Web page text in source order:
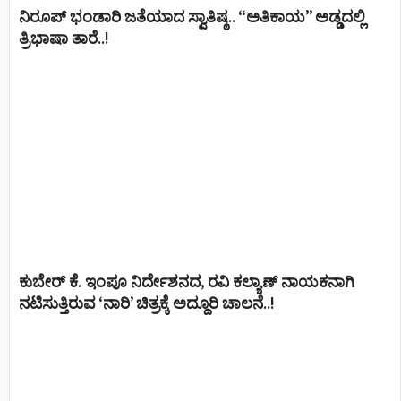
ನಿರೂಪ್ ಭಂಡಾರಿ ಜತೆಯಾದ ಸ್ವಾತಿಷ್ಠ.. “ಅತಿಕಾಯ” ಅಡ್ಡದಲ್ಲಿ
ತ್ರಿಭಾಷಾ ತಾರೆ..!
ಕುಬೇರ್ ಕೆ. ಇಂಪೂ ನಿರ್ದೇಶನದ, ರವಿ ಕಲ್ಯಾಣ್‍ ನಾಯಕನಾಗಿ
ನಟಿಸುತ್ತಿರುವ ‘ನಾರಿ’ ಚಿತ್ರಕ್ಕೆ ಅದ್ದೂರಿ ಚಾಲನೆ..!